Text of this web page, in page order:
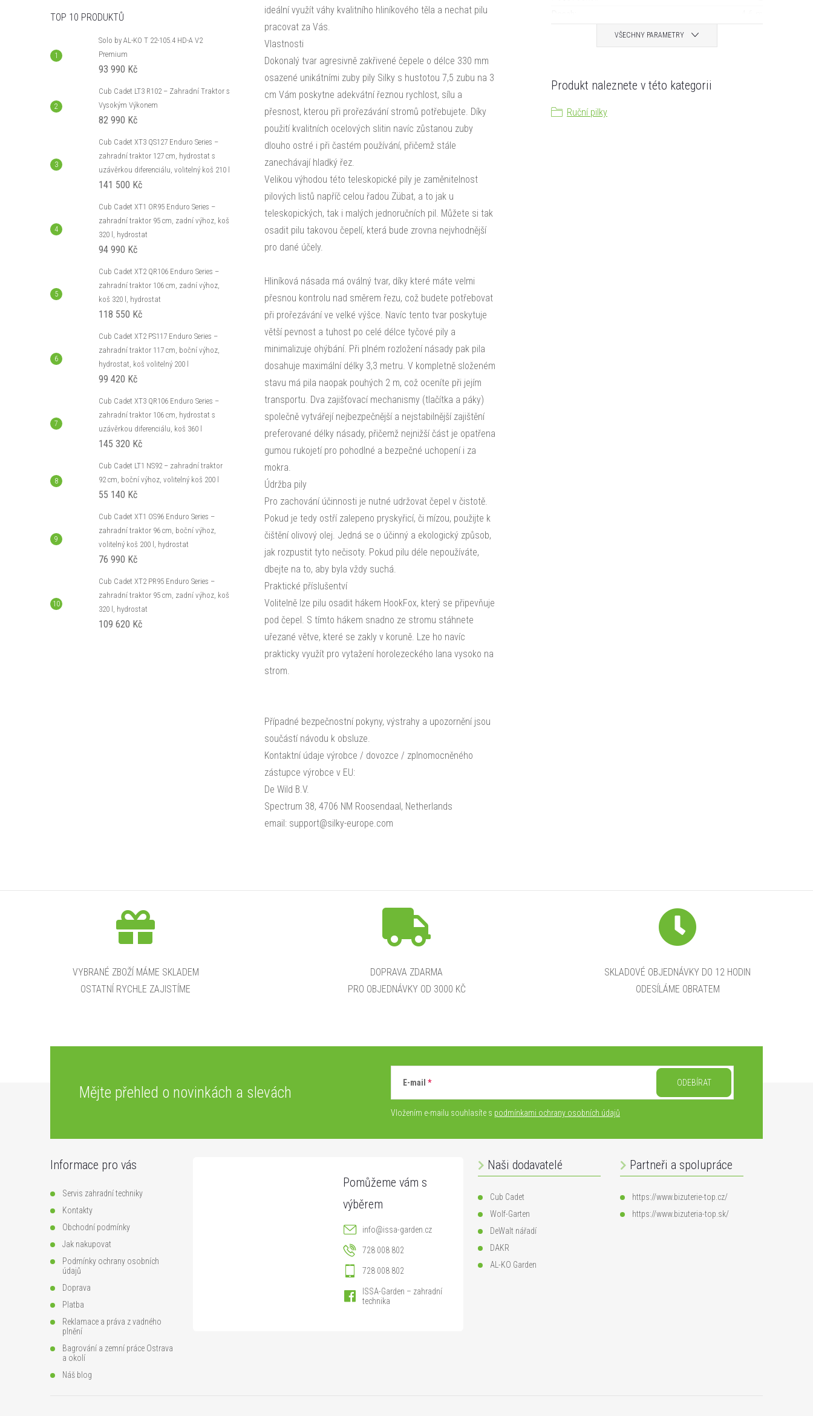
TOP 10 PRODUKTŮ
Solo by AL-KO T 22-105.4 HD-A V2
Premium
93 990 Kč
Cub Cadet LT3 R102 – Zahradní Traktor s
Vysokým Výkonem
82 990 Kč
Cub Cadet XT3 QS127 Enduro Series –
zahradní traktor 127 cm, hydrostat s
uzávěrkou diferenciálu, volitelný koš 210 l
141 500 Kč
Cub Cadet XT1 OR95 Enduro Series –
zahradní traktor 95 cm, zadní výhoz, koš
320 l, hydrostat
94 990 Kč
Cub Cadet XT2 QR106 Enduro Series –
zahradní traktor 106 cm, zadní výhoz,
koš 320 l, hydrostat
118 550 Kč
Cub Cadet XT2 PS117 Enduro Series –
zahradní traktor 117 cm, boční výhoz,
hydrostat, koš volitelný 200 l
99 420 Kč
Cub Cadet XT3 QR106 Enduro Series –
zahradní traktor 106 cm, hydrostat s
uzávěrkou diferenciálu, koš 360 l
145 320 Kč
Cub Cadet LT1 NS92 – zahradní traktor
92 cm, boční výhoz, volitelný koš 200 l
55 140 Kč
Cub Cadet XT1 OS96 Enduro Series –
zahradní traktor 96 cm, boční výhoz,
volitelný koš 200 l, hydrostat
76 990 Kč
Cub Cadet XT2 PR95 Enduro Series –
zahradní traktor 95 cm, zadní výhoz, koš
320 l, hydrostat
109 620 Kč
ideální využít váhy kvalitního hliníkového těla a nechat pilu
pracovat za Vás.
Vlastnosti
Dokonalý tvar agresivně zakřivené čepele o délce 330 mm
osazené unikátními zuby pily Silky s hustotou 7,5 zubu na 3
cm Vám poskytne adekvátní řeznou rychlost, sílu a
přesnost, kterou při prořezávání stromů potřebujete. Díky
použití kvalitních ocelových slitin navíc zůstanou zuby
dlouho ostré i při častém používání, přičemž stále
zanechávají hladký řez.
Velikou výhodou této teleskopické pily je zaměnitelnost
pilových listů napříč celou řadou Zübat, a to jak u
teleskopických, tak i malých jednoručních pil. Můžete si tak
osadit pilu takovou čepelí, která bude zrovna nejvhodnější
pro dané účely.
Hliníková násada má oválný tvar, díky které máte velmi
přesnou kontrolu nad směrem řezu, což budete potřebovat
při prořezávání ve velké výšce. Navíc tento tvar poskytuje
větší pevnost a tuhost po celé délce tyčové pily a
minimalizuje ohýbání. Při plném rozložení násady pak pila
dosahuje maximální délky 3,3 metru. V kompletně složeném
stavu má pila naopak pouhých 2 m, což oceníte při jejím
transportu. Dva zajišťovací mechanismy (tlačítka a páky)
společně vytvářejí nejbezpečnější a nejstabilnější zajištění
preferované délky násady, přičemž nejnižší část je opatřena
gumou rukojetí pro pohodlné a bezpečné uchopení i za
mokra.
Údržba pily
Pro zachování účinnosti je nutné udržovat čepel v čistotě.
Pokud je tedy ostří zalepeno pryskyřicí, či mízou, použijte k
čištění olivový olej. Jedná se o účinný a ekologický způsob,
jak rozpustit tyto nečisoty. Pokud pilu déle nepoužíváte,
dbejte na to, aby byla vždy suchá.
Praktické příslušentví
Volitelně lze pilu osadit hákem HookFox, který se připevňuje
pod čepel. S tímto hákem snadno ze stromu stáhnete
uřezané větve, které se zakly v koruně. Lze ho navíc
prakticky využít pro vytažení horolezeckého lana vysoko na
strom.
Případné bezpečnostní pokyny, výstrahy a upozornění jsou
součástí návodu k obsluze.
Kontaktní údaje výrobce / dovozce / zplnomocněného
zástupce výrobce v EU:
De Wild B.V.
Spectrum 38, 4706 NM Roosendaal, Netherlands
email: support@silky-europe.com
VŠECHNY PARAMETRY
Produkt naleznete v této kategorii
Ruční pilky
VYBRANÉ ZBOŽÍ MÁME SKLADEM
OSTATNÍ RYCHLE ZAJISTÍME
DOPRAVA ZDARMA
PRO OBJEDNÁVKY OD 3000 KČ
SKLADOVÉ OBJEDNÁVKY DO 12 HODIN
ODESÍLÁME OBRATEM
Mějte přehled o novinkách a slevách
E-mail
Vložením e-mailu souhlasíte s podmínkami ochrany osobních údajů
ODEBÍRAT
Informace pro vás
Servis zahradní techniky
Kontakty
Obchodní podmínky
Jak nakupovat
Podmínky ochrany osobních
údajů
Doprava
Platba
Reklamace a práva z vadného
plnění
Bagrování a zemní práce Ostrava
a okolí
Náš blog
info@issa-garden.cz
728 008 802
728 008 802
ISSA-Garden – zahradní
technika
Naši dodavatelé
Cub Cadet
Wolf-Garten
DeWalt nářadí
DAKR
AL-KO Garden
Partneři a spolupráce
https://www.bizuterie-top.cz/
https://www.bizuteria-top.sk/